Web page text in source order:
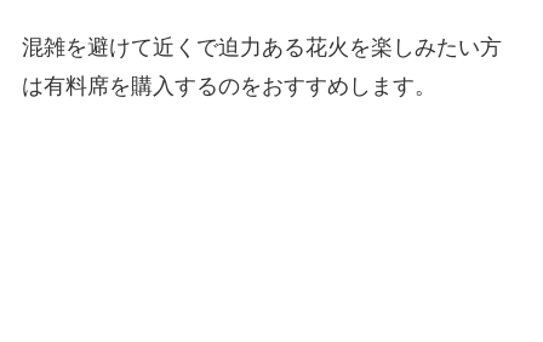
混雑を避けて近くで迫力ある花火を楽しみたい方
は有料席を購入するのをおすすめします。